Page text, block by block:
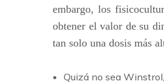
embargo, los
obtener el valor de su
tan solo una dosis más
Quizá no sea